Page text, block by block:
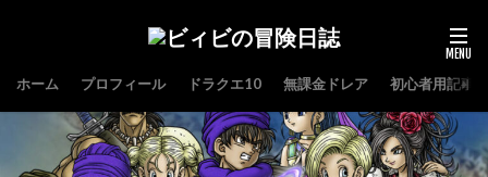
ホーム プロフィール ドラクエ10 無課金ドレア 初心者用記事